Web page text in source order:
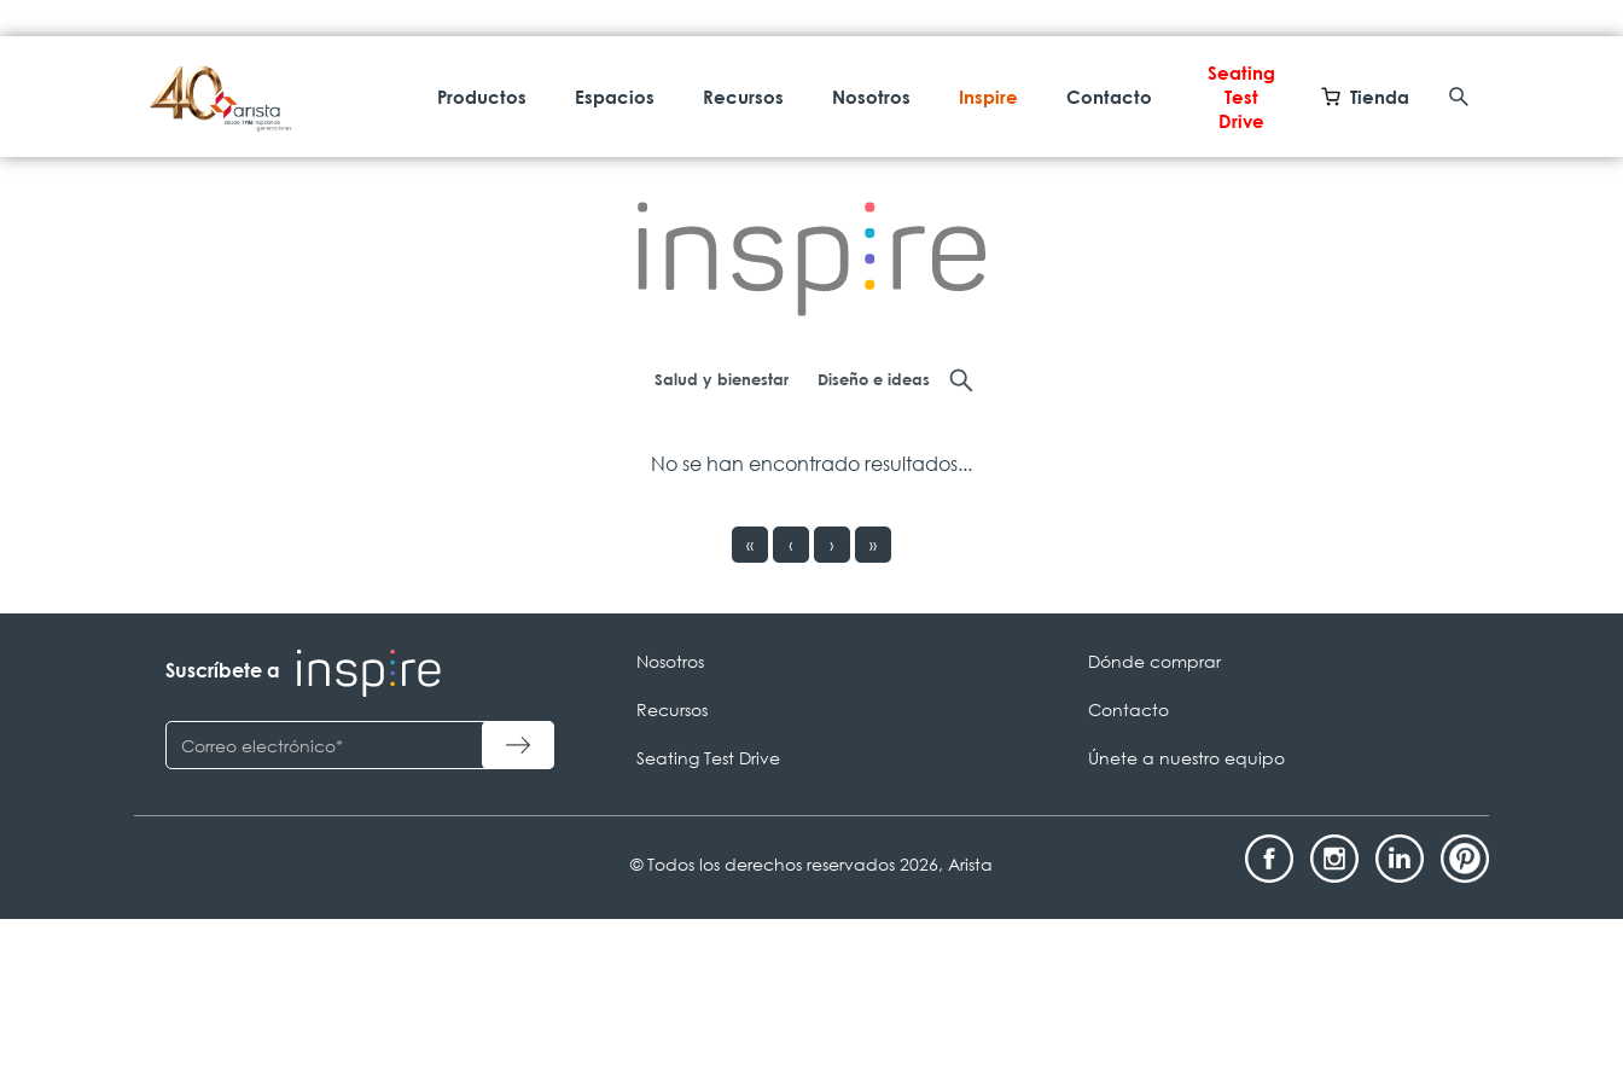
Productos Espacios Recursos Nosotros Inspire Contacto
Seating
Test
Drive
Tienda
Salud y bienestar Diseño e ideas
No se han encontrado resultados...
« ‹ › »
Suscríbete a Nosotros
Recursos
Seating Test Drive
Dónde comprar
Contacto
Únete a nuestro equipo
© Todos los derechos reservados 2026, Arista